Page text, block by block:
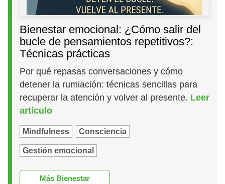
Bienestar emocional: ¿Cómo salir del
bucle de pensamientos repetitivos?:
Técnicas prácticas
Por qué repasas conversaciones y cómo
detener la rumiación: técnicas sencillas para
recuperar la atención y volver al presente. Leer
artículo
Mindfulness Consciencia
Gestión emocional
Más Bienestar